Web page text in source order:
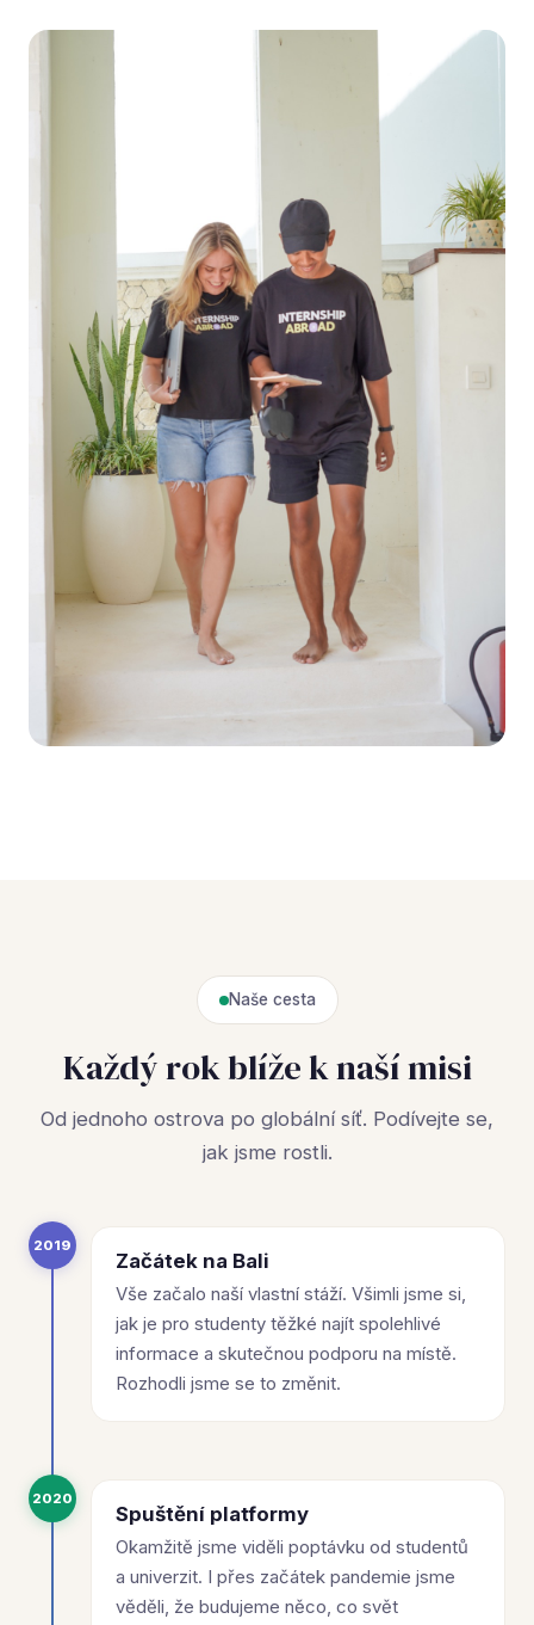
Naše cesta
Každý rok blíže k naší misi
Od jednoho ostrova po globální síť. Podívejte se,
jak jsme rostli.
2019
Začátek na Bali
Vše začalo naší vlastní stáží. Všimli jsme si,
jak je pro studenty těžké najít spolehlivé
informace a skutečnou podporu na místě.
Rozhodli jsme se to změnit.
2020
Spuštění platformy
Okamžitě jsme viděli poptávku od studentů
a univerzit. I přes začátek pandemie jsme
věděli, že budujeme něco, co svět